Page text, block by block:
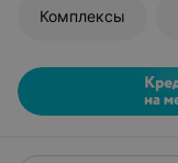
Комплексы